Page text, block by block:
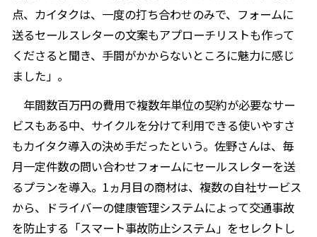
点、カイタクは、一度の打ち合わせのみで、フォームに
送るセールスレターの文案もアプローチリストも作って
くださると聞き、手間がかからないところに魅力に感じ
ました」。
年間数百万円の費用で複数年単位の契約が必要なサー
ビスもある中、サイクルを分けて利用できる使いやすさ
もカイタク導入の決め手だったという。佐野さんは、毎
月一定件数の問い合わせフォームにセールスレターを送
るプランを導入。1ヵ月目の商材は、複数の自社サービス
から、ドライバーの健康管理システムによって交通事故
を防止する「スマート事故防止システム」をセレクトし